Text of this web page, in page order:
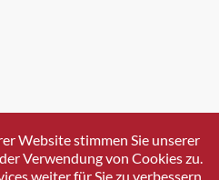
Website stimmen Sie unserer
Verwendung von Cookies zu.
weiter für Sie zu verbessern.